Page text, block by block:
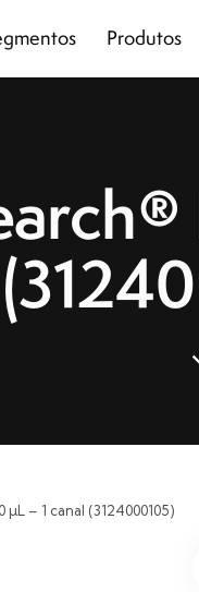
Produtos
– 1 canal (3124000105)